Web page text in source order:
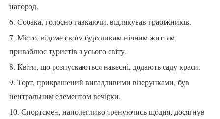
нагород.
6. Собака, голосно гавкаючи, відлякував грабіжників.
7. Місто, відоме своїм бурхливим нічним життям,
приваблює туристів з усього світу.
8. Квіти, що розпускаються навесні, додають саду краси.
9. Торт, прикрашений вигадливими візерунками, був
центральним елементом вечірки.
10. Спортсмен, наполегливо тренуючись щодня, досягнув